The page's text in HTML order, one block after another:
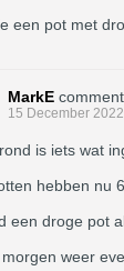
een pot met
MarkE
15 December
is iets wat
hebben nu
een droge pot
weer